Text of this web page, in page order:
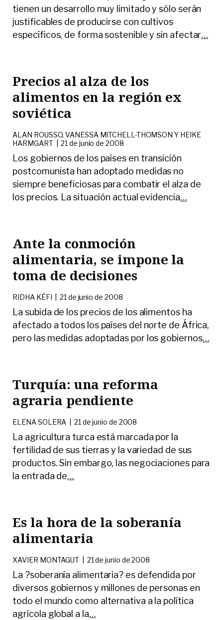
tienen un desarrollo muy limitado y sólo serán
justificables de producirse con cultivos
específicos, de forma sostenible y sin afectar…
Precios al alza de los
alimentos en la región ex
soviética
ALAN ROUSSO, VANESSA MITCHELL-THOMSON Y HEIKE
HARMGART
|21 de junio de 2008
Los gobiernos de los países en transición
postcomunista han adoptado medidas no
siempre beneficiosas para combatir el alza de
los precios. La situación actual evidencia…
Ante la conmoción
alimentaria, se impone la
toma de decisiones
RIDHA KÉFI |21 de junio de 2008
La subida de los precios de los alimentos ha
afectado a todos los países del norte de África,
pero las medidas adoptadas por los gobiernos…
Turquía: una reforma
agraria pendiente
ELENA SOLERA 21 de junio de 2008
La agricultura turca está marcada por la
fertilidad de sus tierras y la variedad de sus
productos. Sin embargo, las negociaciones para
la entrada de…
Es la hora de la soberanía
alimentaria
XAVIER MONTAGUT 21 de junio de 2008
La ?soberanía alimentaria? es defendida por
diversos gobiernos y millones de personas en
todo el mundo como alternativa a la política
agrícola global a la…